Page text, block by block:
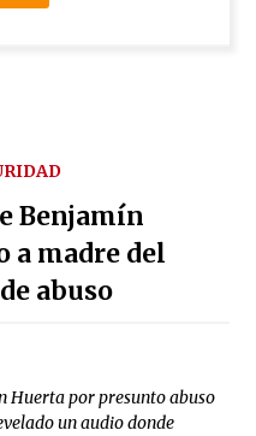
Benjamín
a madre del
abuso
Huerta por presunto abuso
un audio donde